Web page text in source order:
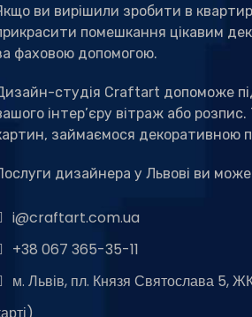
ви вирішили зробити в
помешкання цікавим
фаховою допомогою.
студія Сraftart допоможе
інтер’єру вітраж або
займаємося декоративною
дизайнера у Львові ви
i@craftart.com.ua
+38 067 365-35-11
м. Львів, пл. Князя Святослава 5,